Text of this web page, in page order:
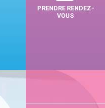
PRENDRE RENDEZ-
VOUS